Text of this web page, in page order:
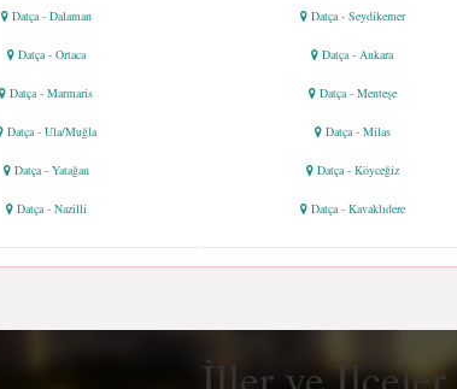
Datça - Dalaman Datça - Seydikemer
Datça - Ortaca Datça - Ankara
Datça - Marmaris Datça - Menteşe
Datça - Ula/Muğla Datça - Milas
Datça - Yatağan Datça - Köyceğiz
Datça - Nazilli Datça - Kavaklıdere